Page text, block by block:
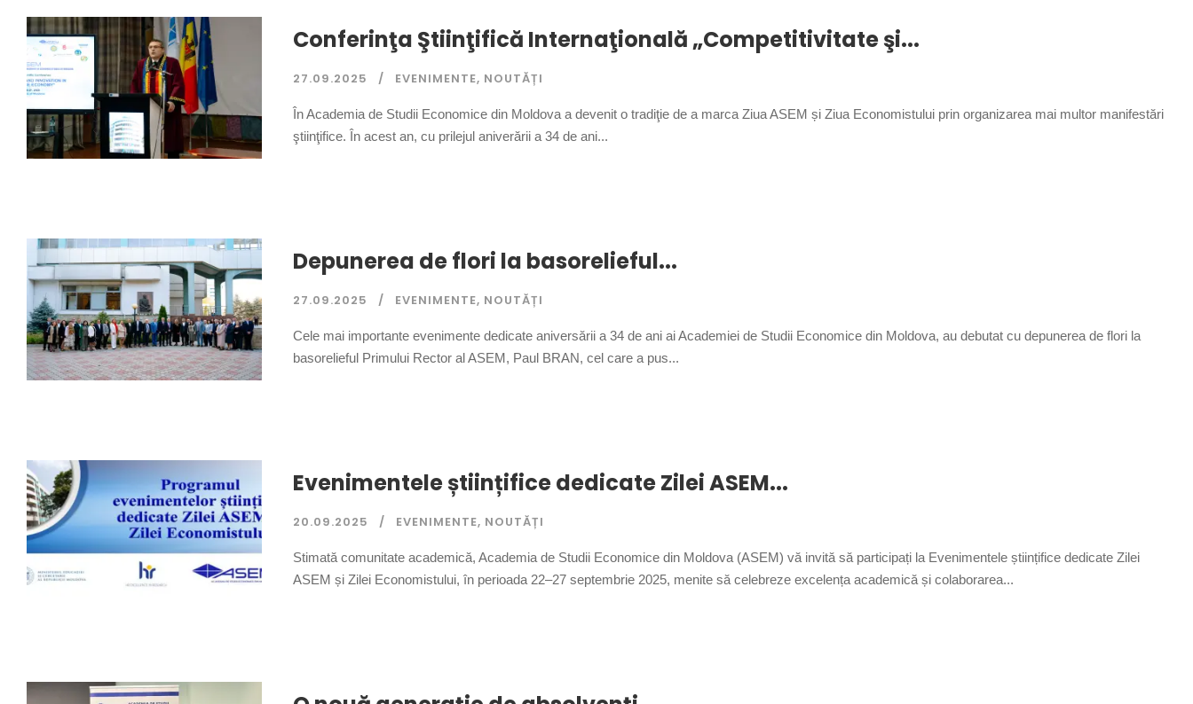
Conferinţa Ştiinţifică Internaţională „Competitivitate şi...
27.09.2025 EVENIMENTE, NOUTĂȚI
În Academia de Studii Economice din Moldova a devenit o tradiţie de a marca Ziua ASEM și Ziua Economistului prin organizarea mai multor manifestări
ştiinţifice. În acest an, cu prilejul aniverării a 34 de ani...
Depunerea de flori la basorelieful...
27.09.2025 EVENIMENTE, NOUTĂȚI
Cele mai importante evenimente dedicate aniversării a 34 de ani ai Academiei de Studii Economice din Moldova, au debutat cu depunerea de flori la
basorelieful Primului Rector al ASEM, Paul BRAN, cel care a pus...
Evenimentele științifice dedicate Zilei ASEM...
20.09.2025 EVENIMENTE, NOUTĂȚI
Stimată comunitate academică, Academia de Studii Economice din Moldova (ASEM) vă invită să participați la Evenimentele științifice dedicate Zilei
ASEM și Zilei Economistului, în perioada 22–27 septembrie 2025, menite să celebreze excelența academică și colaborarea...